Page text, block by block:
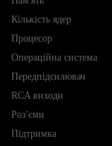
Кількість ядер
Процесор
Операційна система
Передпідсилювач
RCA виходи
Роз'єми
Підтримка